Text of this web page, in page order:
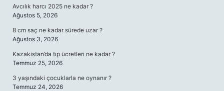
Avcılık harcı 2025 ne kadar ?
Ağustos 5, 2026
8 cm saç ne kadar sürede uzar ?
Ağustos 3, 2026
Kazakistan’da tıp ücretleri ne kadar ?
Temmuz 25, 2026
3 yaşındaki çocuklarla ne oynanır ?
Temmuz 24, 2026